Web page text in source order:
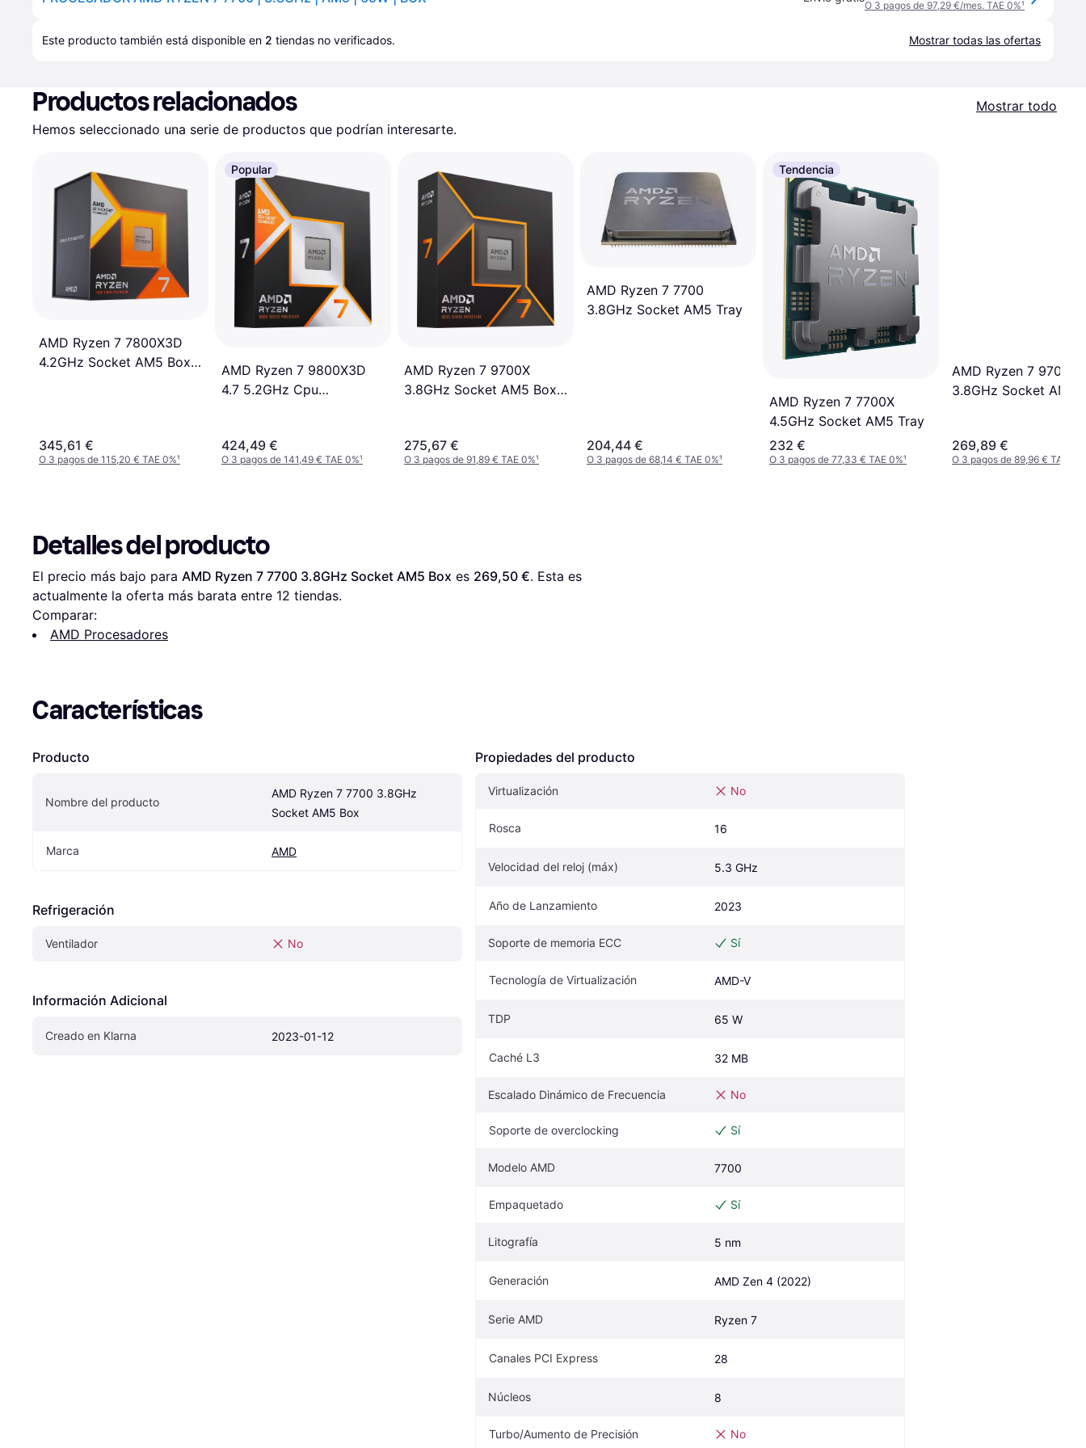
O 3 pagos de 97,29 €/mes. TAE 0%¹
Este producto también está disponible en 2 tiendas no verificados. Mostrar todas las ofertas
Productos relacionados
Mostrar todo
Hemos seleccionado una serie de productos que podrían interesarte.
AMD Ryzen 7 7800X3D
4.2GHz Socket AM5 Box
345,61 €
O 3 pagos de 115,20 € TAE 0%¹
Popular
AMD Ryzen 7 9800X3D
4.7 5.2GHz Cpu
424,49 €
O 3 pagos de 141,49 € TAE 0%¹
AMD Ryzen 7 9700X
3.8GHz Socket AM5 Box
275,67 €
O 3 pagos de 91,89 € TAE 0%¹
AMD Ryzen 7 7700
3.8GHz Socket AM5 Tray
204,44 €
O 3 pagos de 68,14 € TAE 0%¹
Tendencia
AMD Ryzen 7 7700X
4.5GHz Socket AM5 Tray
232 €
O 3 pagos de 77,33 € TAE 0%¹
AMD Ryzen 7 9700X
3.8GHz Socket AM5
269,89 €
O 3 pagos de 89,96 € TAE 0%
Detalles del producto
El precio más bajo para AMD Ryzen 7 7700 3.8GHz Socket AM5 Box es 269,50 €. Esta es
actualmente la oferta más barata entre 12 tiendas.
Comparar:
AMD Procesadores
Características
Producto
Nombre del producto
AMD Ryzen 7 7700 3.8GHz
Socket AM5 Box
Marca AMD
Refrigeración
Ventilador No
Información Adicional
Creado en Klarna 2023-01-12
Propiedades del producto
Virtualización No
Rosca 16
Velocidad del reloj (máx) 5.3 GHz
Año de Lanzamiento 2023
Soporte de memoria ECC Sí
Tecnología de Virtualización AMD-V
TDP 65 W
Caché L3 32 MB
Escalado Dinámico de Frecuencia No
Soporte de overclocking Sí
Modelo AMD 7700
Empaquetado Sí
Litografía 5 nm
Generación AMD Zen 4 (2022)
Serie AMD Ryzen 7
Canales PCI Express 28
Núcleos 8
Turbo/Aumento de Precisión No